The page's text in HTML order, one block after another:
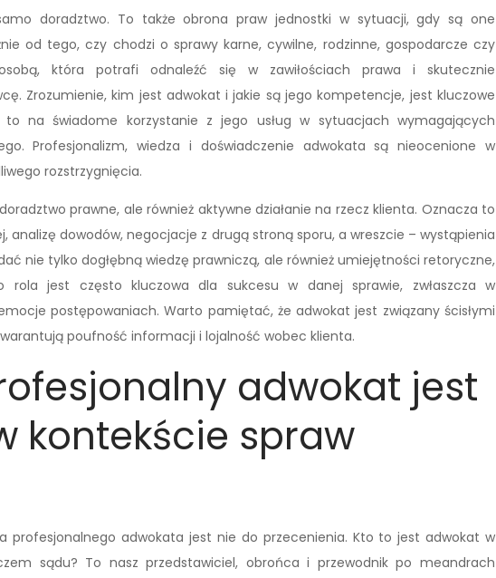
doradztwo. To także obrona praw jednostki w sytuacji, gdy są one
od tego, czy chodzi o sprawy karne, cywilne, rodzinne, gospodarcze czy
która potrafi odnaleźć się w zawiłościach prawa i skutecznie
Zrozumienie, kim jest adwokat i jakie są jego kompetencje, jest kluczowe
to na świadome korzystanie z jego usług w sytuacjach wymagających
Profesjonalizm, wiedza i doświadczenie adwokata są nieocenione w
rozstrzygnięcia.
prawne, ale również aktywne działanie na rzecz klienta. Oznacza to
analizę dowodów, negocjacje z drugą stroną sporu, a wreszcie – wystąpienia
nie tylko dogłębną wiedzę prawniczą, ale również umiejętności retoryczne,
rola jest często kluczowa dla sukcesu w danej sprawie, zwłaszcza w
postępowaniach. Warto pamiętać, że adwokat jest związany ścisłymi
poufność informacji i lojalność wobec klienta.
adwokat jest
kontekście spraw
profesjonalnego adwokata jest nie do przecenienia. Kto to jest adwokat w
sądu? To nasz przedstawiciel, obrońca i przewodnik po meandrach